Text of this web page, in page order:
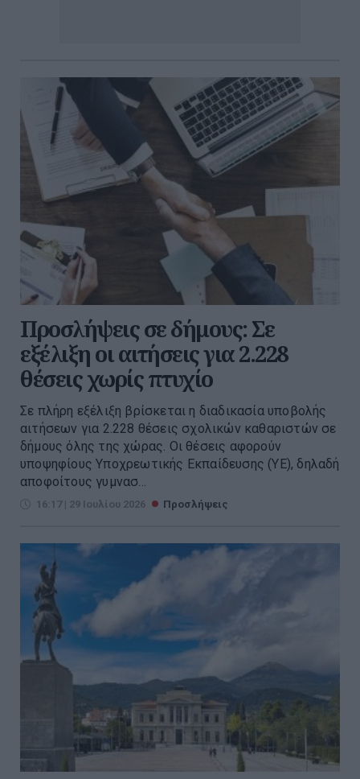
Προσλήψεις σε δήμους: Σε
εξέλιξη οι αιτήσεις για 2.228
θέσεις χωρίς πτυχίο
Σε πλήρη εξέλιξη βρίσκεται η διαδικασία υποβολής
αιτήσεων για 2.228 θέσεις σχολικών καθαριστών σε
δήμους όλης της χώρας. Οι θέσεις αφορούν
υποψηφίους Υποχρεωτικής Εκπαίδευσης (ΥΕ), δηλαδή
αποφοίτους γυμνασ...
16:17 | 29 Ιουλίου 2026 Προσλήψεις